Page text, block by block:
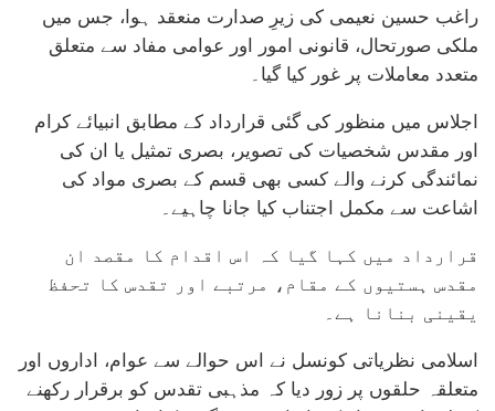
راغب حسین نعیمی کی زیرِ صدارت منعقد ہوا، جس میں
ملکی صورتحال، قانونی امور اور عوامی مفاد سے متعلق
متعدد معاملات پر غور کیا گیا۔
اجلاس میں منظور کی گئی قرارداد کے مطابق انبیائے کرام
اور مقدس شخصیات کی تصویر، بصری تمثیل یا ان کی
نمائندگی کرنے والے کسی بھی قسم کے بصری مواد کی
اشاعت سے مکمل اجتناب کیا جانا چاہیے۔
قرارداد میں کہا گیا کہ اس اقدام کا مقصد ان
مقدس ہستیوں کے مقام، مرتبے اور تقدس کا تحفظ
یقینی بنانا ہے۔
اسلامی نظریاتی کونسل نے اس حوالے سے عوام، اداروں اور
متعلقہ حلقوں پر زور دیا کہ مذہبی تقدس کو برقرار رکھنے